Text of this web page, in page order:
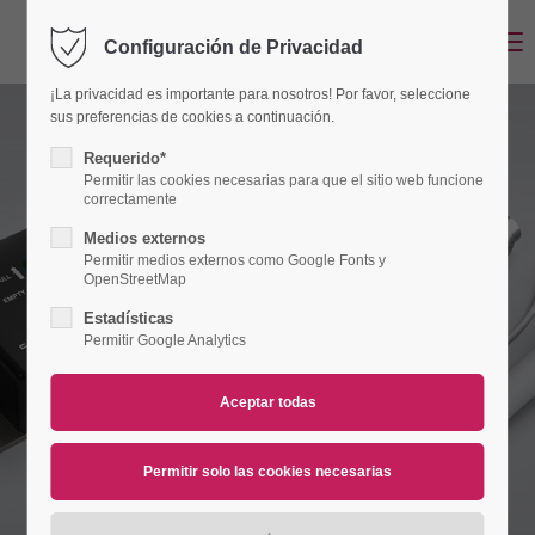
Login
Usuario
Login
Lost your password?
Support
Lorem ipsum dolor sit amet:
Configuración de Privacidad
¡La privacidad es importante para nosotros! Por favor, seleccione
sus preferencias de cookies a continuación.
Requerido*
Permitir las cookies necesarias para que el sitio web funcione
correctamente
Medios externos
Permitir medios externos como Google Fonts y
OpenStreetMap
Estadísticas
Permitir Google Analytics